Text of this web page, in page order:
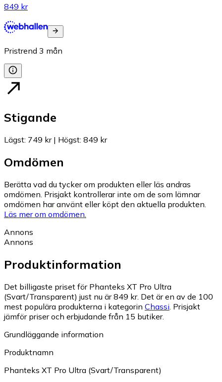
849 kr
Pristrend 3 mån
Stigande
Lägst: 749 kr| Högst: 849 kr
Omdömen
Berätta vad du tycker om produkten eller läs andras
omdömen. Prisjakt kontrollerar inte om de som lämnar
omdömen har använt eller köpt den aktuella produkten.
Läs mer om omdömen.
Annons
Annons
Produktinformation
Det billigaste priset för Phanteks XT Pro Ultra
(Svart/Transparent) just nu är 849 kr. Det är en av de 100
mest populära produkterna i kategorin Chassi Prisjakt
jämför priser och erbjudande från 15 butiker.
Grundläggande information
Produktnamn
Phanteks XT Pro Ultra (Svart/Transparent)